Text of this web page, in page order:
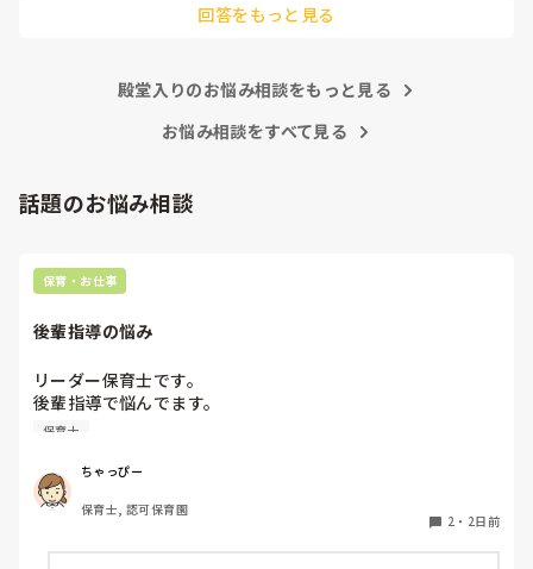
回答をもっと見る
殿堂入りのお悩み相談をもっと見る
お悩み相談をすべて見る
話題のお悩み相談
保育・お仕事
後輩指導の悩み
リーダー保育士です。
後輩指導で悩んでます。
初めて年長を持つ後輩がいますが
いで様子見てると直前になるまで何もアクションがなかった
り
他の職員に聞いてる様子もなくて
保育士
ちゃっぴー
保育士, 認可保育園
2 ・ 2日前